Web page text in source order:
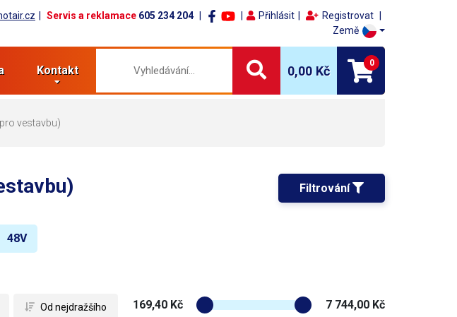
Servis a reklamace 605 234 204 Přihlásit
Registrovat
Země
Kontakt 0,00 Kč
0
vestavbu)
Filtrování
48V
Od nejdražšího 169,40 Kč 7 744,00 Kč